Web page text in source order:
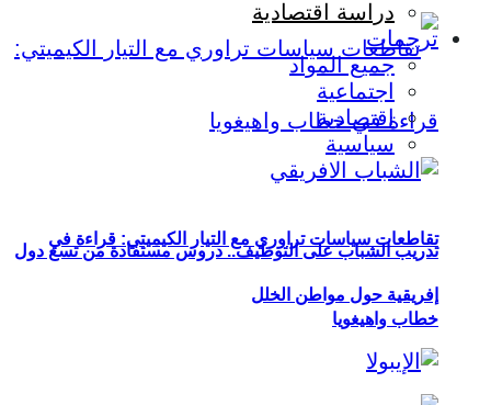
تقاطعات سياسات تراوري مع التيار الكيميتي: قراءة في
خطاب واهيغويا
دراسة اقتصادية
ترجمات
جميع المواد
اجتماعية
اقتصادية
سياسية
تدريب الشباب على التوظيف.. دروس مستفادة من تسع دول
إفريقية حول مواطن الخلل